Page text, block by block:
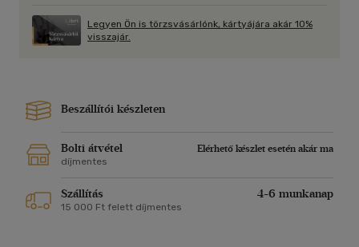
Legyen Ön is törzsvásárlónk, kártyájára akár 10%
visszajár.
Beszállítói készleten
Bolti átvétel
Elérhető készlet esetén akár ma
díjmentes
Szállítás 4-6 munkanap
15 000 Ft felett díjmentes